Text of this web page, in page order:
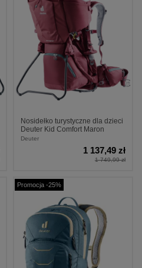
Nosidełko turystyczne dla dzieci
Deuter Kid Comfort Maron
Deuter
1 137,49 zł
1 749,99 zł
Promocja -25%